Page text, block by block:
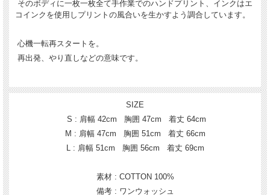
そのボディに一枚一枚全て手作業でのハンドプリント、インクはエ
コインクを使用しプリントの風合いを生かすよう調合しています。
心機一転再スタートを。
再出発、やり直しなどの意味です。
SIZE
S : 肩幅 42cm 胸囲 47cm 着丈 64cm
M : 肩幅 47cm 胸囲 51cm 着丈 66cm
L : 肩幅 51cm 胸囲 56cm 着丈 69cm
素材 : COTTON 100%
備考 : ワンウォッシュ